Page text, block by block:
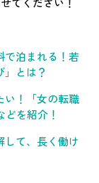
で泊まれる！若
とは？
い！「女の転職
を紹介！
して、長く働け